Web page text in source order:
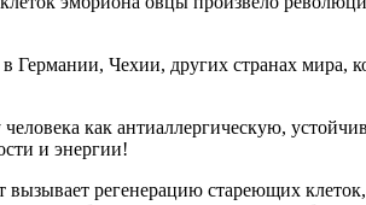
Чехии, других странах мира,
как антиаллергическую,
и энергии!
регенерацию стареющих